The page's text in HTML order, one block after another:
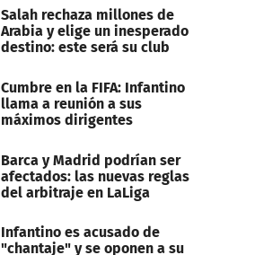
Salah rechaza millones de
Arabia y elige un inesperado
destino: este será su club
Cumbre en la FIFA: Infantino
llama a reunión a sus
máximos dirigentes
Barca y Madrid podrían ser
afectados: las nuevas reglas
del arbitraje en LaLiga
Infantino es acusado de
"chantaje" y se oponen a su